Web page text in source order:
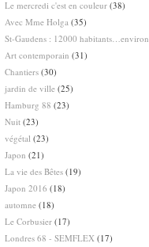
Le mercredi c'est en couleur (38)
Avec Mme Holga (35)
St-Gaudens : 12000 habitants…environ
Art contemporain (31)
Chantiers (30)
jardin de ville (25)
Hamburg 88 (23)
Nuit (23)
végétal (23)
Japon (21)
La vie des Bêtes (19)
Japon 2016 (18)
automne (18)
Le Corbusier (17)
Londres 68 - SEMFLEX (17)